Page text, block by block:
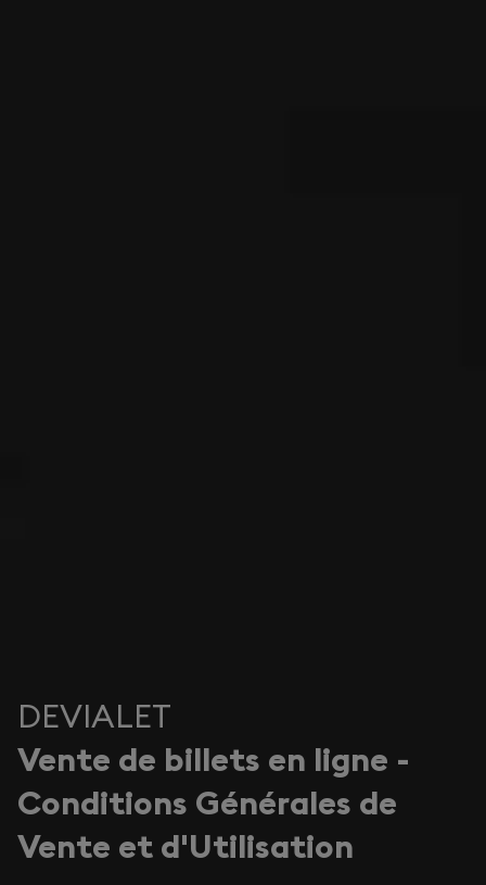
DEVIALET
Vente de billets en ligne -
Conditions Générales de
Vente et d'Utilisation